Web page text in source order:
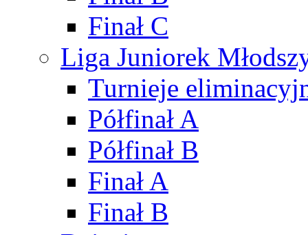
Finał C
Liga Juniorek
Turnieje
Półfinał A
Półfinał B
Finał A
Finał B